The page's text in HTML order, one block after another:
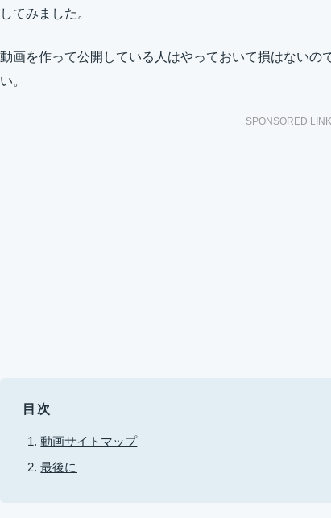
してみました。
動画を作って公開している人はやっておいて損はないの
い。
SPONSORED LINK
目次
動画サイトマップ
最後に